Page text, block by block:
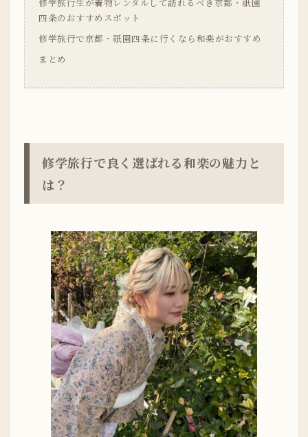
四条のおすすめスポット
修学旅行で京都・祇園四条に行くなら和楽がおすすめ
まとめ
修学旅行で良く選ばれる和楽の魅力と
は？